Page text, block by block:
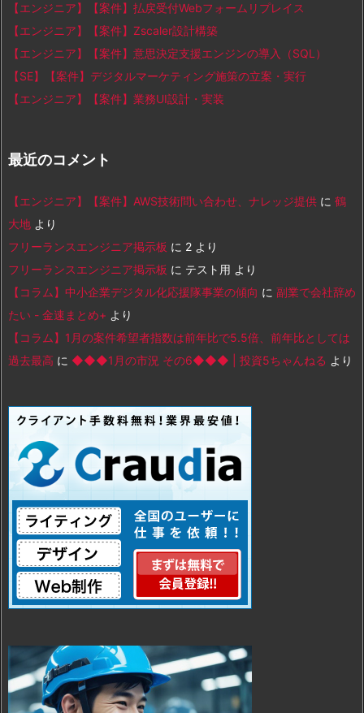
【エンジニア】【案件】払戻受付Webフォームリプレイス
【エンジニア】【案件】Zscaler設計構築
【エンジニア】【案件】意思決定支援エンジンの導入（SQL）
【SE】【案件】デジタルマーケティング施策の立案・実行
【エンジニア】【案件】業務UI設計・実装
最近のコメント
【エンジニア】【案件】AWS技術問い合わせ、ナレッジ提供 に 鶴
大地 より
フリーランスエンジニア掲示板 に 2 より
フリーランスエンジニア掲示板 に テスト用 より
【コラム】中小企業デジタル化応援隊事業の傾向 に 副業で会社辞め
たい - 金速まとめ+ より
【コラム】1月の案件希望者指数は前年比で5.5倍、前年比としては
過去最高 に ◆◆◆1月の市況 その6◆◆◆ | 投資5ちゃんねる より